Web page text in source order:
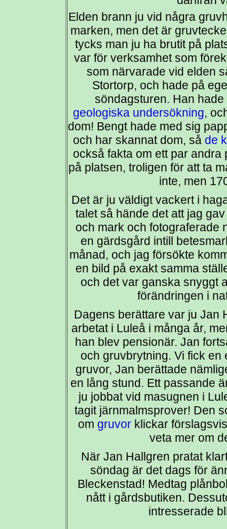
Elden brann ju vid några
marken, men det är
tycks man ju ha brutit på
var för verksamhet som
som närvarade vid elden
Stortorp, och hade på
söndagsturen. Han
geologiska undersökning,
dom! Bengt hade med sig
och har skannat dom, så de
också fakta om ett par
på platsen, troligen för att ta
inte, men
Det är ju väldigt vackert i
talet så hände det att jag
och mark och fotograferade
en gärdsgård intill
månad, och jag försökte
en bild på exakt samma
och det var ganska snyggt
förändringen i
Dagens berättare var ju Jan
arbetat i Luleå i många år,
han blev pensionär. Jan
och gruvbrytning. Vi fick en
gruvor, Jan berättade
en lång stund. Ett passande
ju jobbat vid masugnen i
tagit järnmalmsprover! Den
om gruvorklickar
veta mer om
När Jan Hallgren pratat
söndag är det dags för
Bleckenstad! Medtag
nått i gårdsbutiken.
intresserade